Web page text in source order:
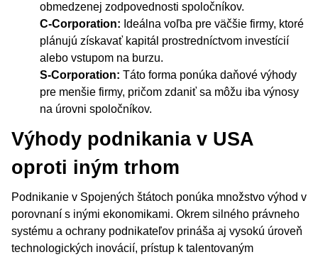
obmedzenej zodpovednosti spoločníkov.
C-Corporation: Ideálna voľba pre väčšie firmy, ktoré
plánujú získavať kapitál prostredníctvom investícií
alebo vstupom na burzu.
S-Corporation: Táto forma ponúka daňové výhody
pre menšie firmy, pričom zdaniť sa môžu iba výnosy
na úrovni spoločníkov.
Výhody podnikania v USA
oproti iným trhom
Podnikanie v Spojených štátoch ponúka množstvo výhod v
porovnaní s inými ekonomikami. Okrem silného právneho
systému a ochrany podnikateľov prináša aj vysokú úroveň
technologických inovácií, prístup k talentovaným